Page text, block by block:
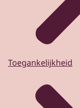
Toegankelijkheid